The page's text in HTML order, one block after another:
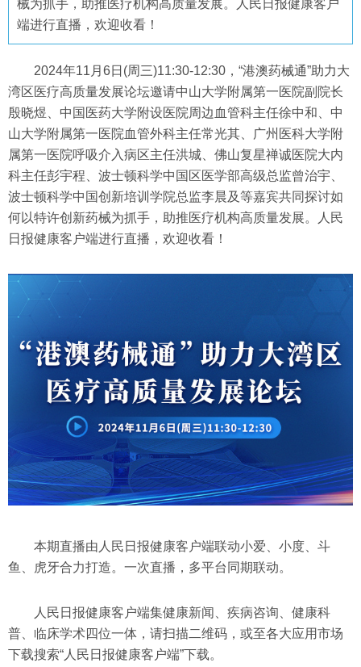
械为抓手，助推医疗机构高质量发展。人民日报健康客户
端进行直播，欢迎收看！
2024年11月6日(周三)11:30-12:30，“港澳药械通”助力大
湾区医疗高质量发展论坛邀请中山大学附属第一医院副院长
殷晓煜、中国医药大学附设医院周边血管科主任徐中和、中
山大学附属第一医院血管外科主任常光其、广州医科大学附
属第一医院呼吸介入病区主任洪城、佛山复星禅诚医院大内
科主任彭宇程、波士顿科学中国区医学部高级总监曾治宇、
波士顿科学中国创新培训学院总监李晨及等嘉宾共同探讨如
何以特许创新药械为抓手，助推医疗机构高质量发展。人民
日报健康客户端进行直播，欢迎收看！
本期直播由人民日报健康客户端联动小爱、小度、斗
鱼、虎牙合力打造。一次直播，多平台同期联动。
人民日报健康客户端集健康新闻、疾病咨询、健康科
普、临床学术四位一体，请扫描二维码，或至各大应用市场
下载搜索“人民日报健康客户端”下载。